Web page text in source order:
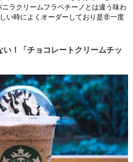
ニラクリームフラペチーノとは違う味わ
い時によくオーダーしており是非一度
！「チョコレートクリームチッ